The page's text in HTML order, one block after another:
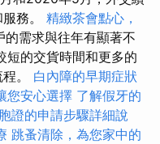
務。 精緻茶會點心，
的需求與往年有顯著不
短的交貨時間和更多的
。 白內障的早期症狀
您安心選擇 了解假牙的
證的申請步驟詳細說
跳蚤清除，為您家中的